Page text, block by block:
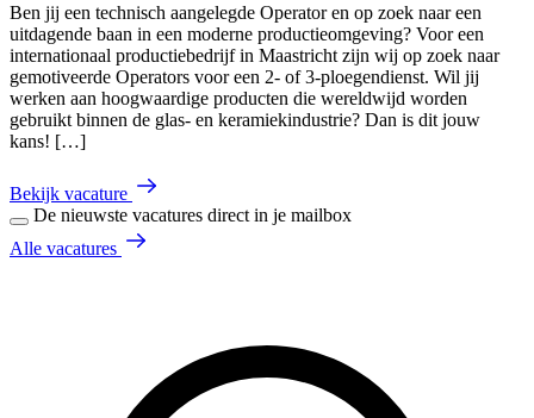
Ben jij een technisch aangelegde Operator en op zoek naar een
uitdagende baan in een moderne productieomgeving? Voor een
internationaal productiebedrijf in Maastricht zijn wij op zoek naar
gemotiveerde Operators voor een 2- of 3-ploegendienst. Wil jij
werken aan hoogwaardige producten die wereldwijd worden
gebruikt binnen de glas- en keramiekindustrie? Dan is dit jouw
kans! […]
Bekijk vacature
De nieuwste vacatures direct in je mailbox
Alle vacatures